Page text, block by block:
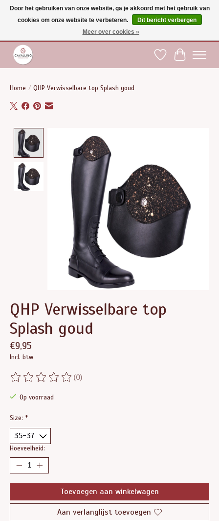
Gratis verzending vanaf €75 binnen BE - vanaf €100 naar EU | Voor 17:00 besteld is
dezelfde dag verzonden | Klantendienst: +32 (0)51 21 27 00 |
Verlanglijst
Home / QHP Verwisselbare top Splash goud
QHP Verwisselbare top
Splash goud
€9,95
Incl. btw
De beoordeling van dit product is
(0)
Op voorraad
Size: *
Hoeveelheid:
Toevoegen aan winkelwagen
Aan verlanglijst toevoegen
Door het gebruiken van onze website, ga je akkoord met het gebruik van
cookies om onze website te verbeteren.
Dit bericht verbergen
Meer over cookies »